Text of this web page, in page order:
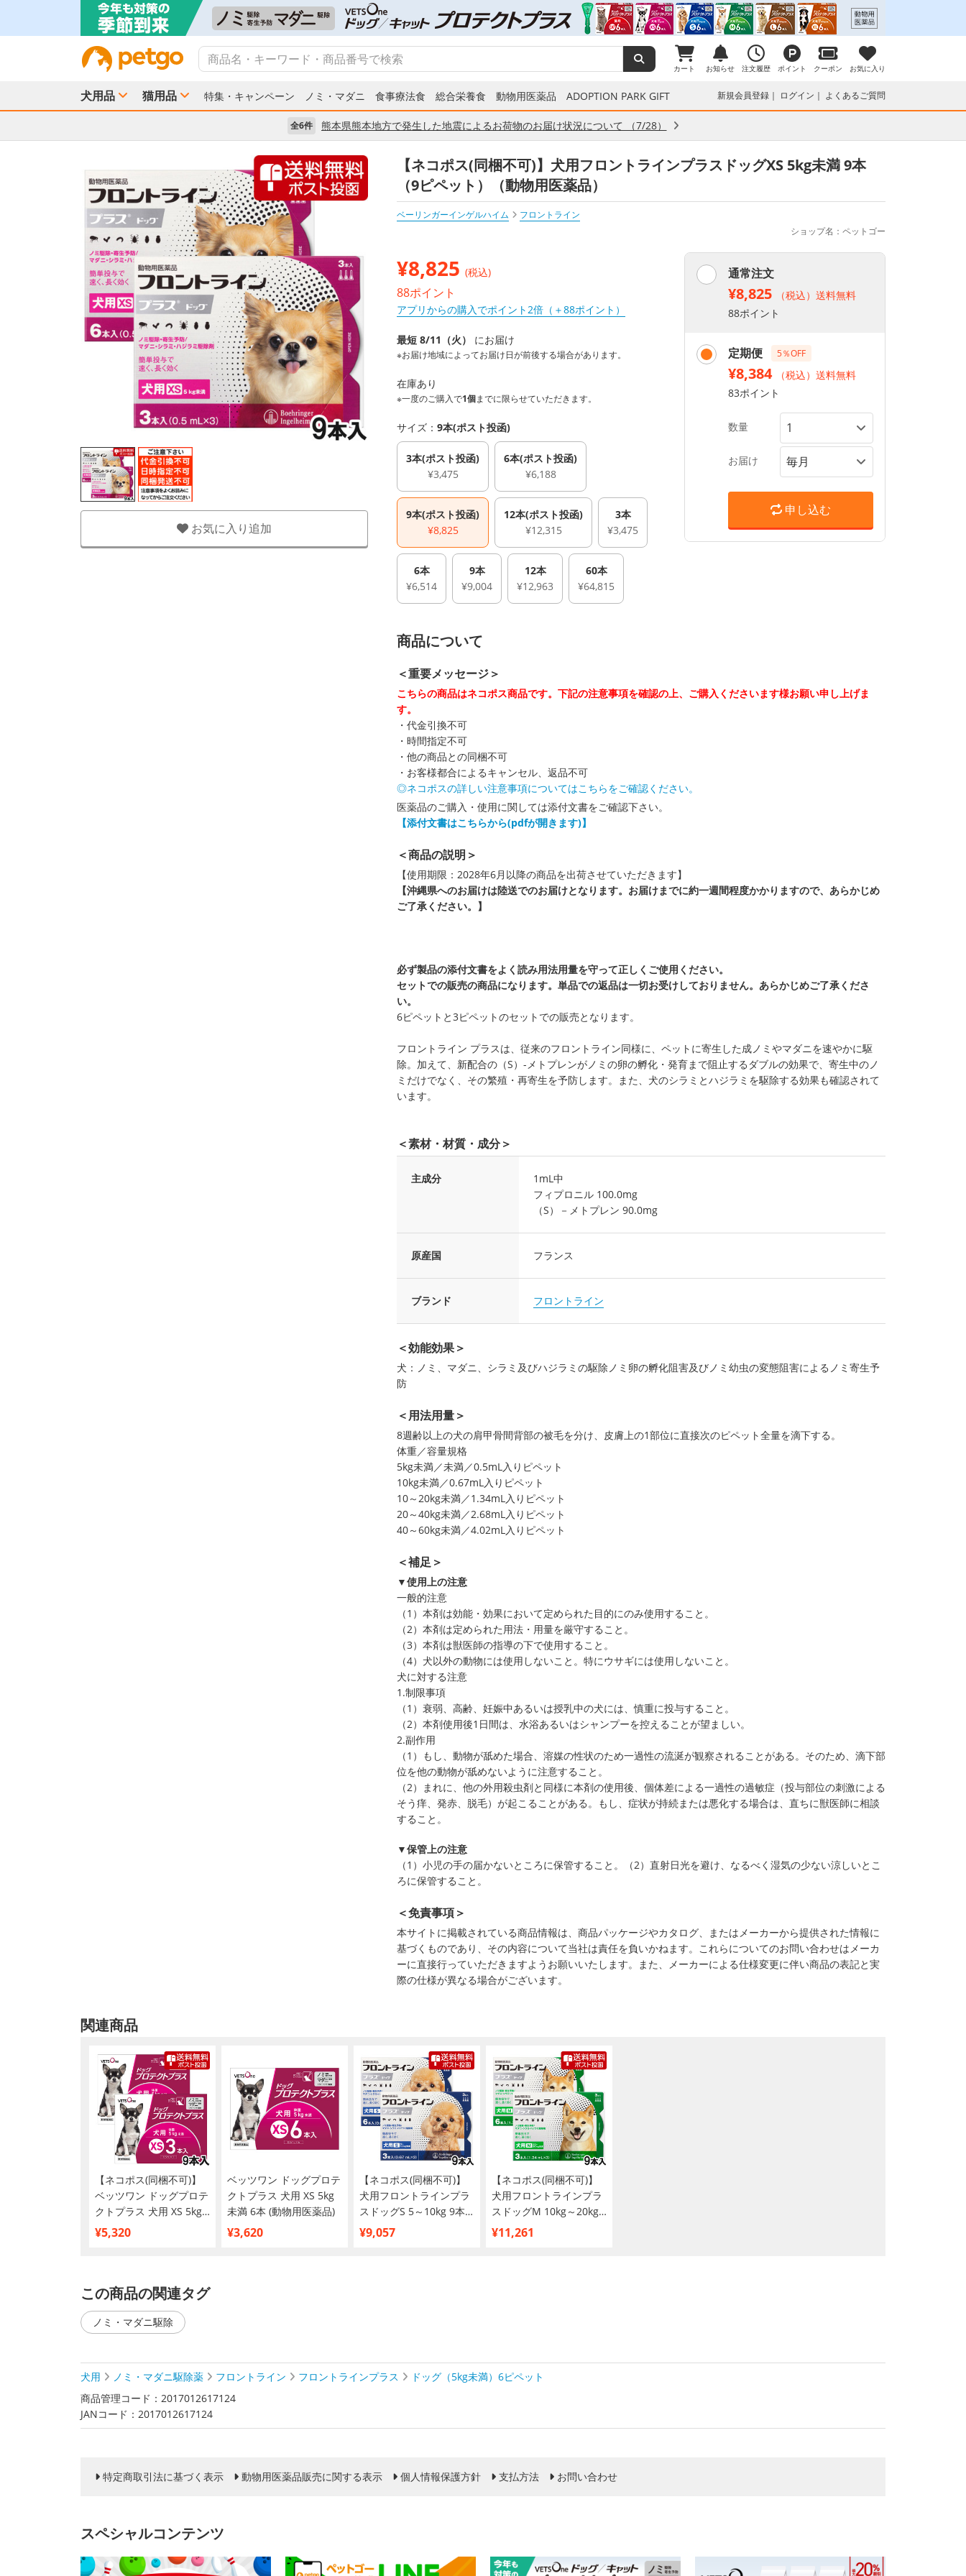
カート お知らせ 注文履歴 ポイント クーポン お気に入り
犬用品 猫用品 特集・キャンペーン ノミ・マダニ 食事療法食 総合栄養食 動物用医薬品 ADOPTION PARK GIFT 新規会員登録 ログイン よくあるご質問
全6件 熊本県熊本地方で発生した地震によるお荷物のお届け状況について （7/28）
お気に入り追加
【ネコポス(同梱不可)】犬用フロントラインプラスドッグXS 5kg未満 9本
（9ピペット）（動物用医薬品）
ベーリンガーインゲルハイム
フロントライン
ショップ名：ペットゴー
¥8,825 (税込)
88ポイント
アプリからの購入でポイント2倍（＋88ポイント）
最短 8/11（火） にお届け
※お届け地域によってお届け日が前後する場合があります。
在庫あり
※一度のご購入で1個までに限らせていただきます。
サイズ： 9本(ポスト投函)
3本(ポスト投函)
¥3,475
6本(ポスト投函)
¥6,188
9本(ポスト投函)
¥8,825
12本(ポスト投函)
¥12,315
3本
¥3,475
6本
¥6,514
9本
¥9,004
12本
¥12,963
60本
¥64,815
通常注文
¥8,825
（税込）送料無料
88ポイント
定期便 5％OFF
¥8,384
（税込）送料無料
83ポイント
数量
お届け
申し込む
商品について
＜重要メッセージ＞
こちらの商品はネコポス商品です。下記の注意事項を確認の上、ご購入くださいます様お願い申し上げま
す。
・代金引換不可
・時間指定不可
・他の商品との同梱不可
・お客様都合によるキャンセル、返品不可
◎ネコポスの詳しい注意事項についてはこちらをご確認ください。
医薬品のご購入・使用に関しては添付文書をご確認下さい。
【添付文書はこちらから(pdfが開きます)】
＜商品の説明＞
【使用期限：2028年6月以降の商品を出荷させていただきます】
【沖縄県へのお届けは陸送でのお届けとなります。お届けまでに約一週間程度かかりますので、あらかじめ
ご了承ください。】
必ず製品の添付文書をよく読み用法用量を守って正しくご使用ください。
セットでの販売の商品になります。単品での返品は一切お受けしておりません。あらかじめご了承くださ
い。
6ピペットと3ピペットのセットでの販売となります。
フロントライン プラスは、従来のフロントライン同様に、ペットに寄生した成ノミやマダニを速やかに駆
除。加えて、新配合の（S）-メトプレンがノミの卵の孵化・発育まで阻止するダブルの効果で、寄生中のノ
ミだけでなく、その繁殖・再寄生を予防します。また、犬のシラミとハジラミを駆除する効果も確認されて
います。
＜素材・材質・成分＞
主成分
1mL中
フィプロニル 100.0mg
（S）－メトプレン 90.0mg
原産国 フランス
ブランド フロントライン
＜効能効果＞
犬：ノミ、マダニ、シラミ及びハジラミの駆除ノミ卵の孵化阻害及びノミ幼虫の変態阻害によるノミ寄生予
防
＜用法用量＞
8週齢以上の犬の肩甲骨間背部の被毛を分け、皮膚上の1部位に直接次のピペット全量を滴下する。
体重／容量規格
5kg未満／未満／0.5mL入りピペット
10kg未満／0.67mL入りピペット
10～20kg未満／1.34mL入りピペット
20～40kg未満／2.68mL入りピペット
40～60kg未満／4.02mL入りピペット
＜補足＞
▼使用上の注意
一般的注意
（1）本剤は効能・効果において定められた目的にのみ使用すること。
（2）本剤は定められた用法・用量を厳守すること。
（3）本剤は獣医師の指導の下で使用すること。
（4）犬以外の動物には使用しないこと。特にウサギには使用しないこと。
犬に対する注意
1.制限事項
（1）衰弱、高齢、妊娠中あるいは授乳中の犬には、慎重に投与すること。
（2）本剤使用後1日間は、水浴あるいはシャンプーを控えることが望ましい。
2.副作用
（1）もし、動物が舐めた場合、溶媒の性状のため一過性の流涎が観察されることがある。そのため、滴下部
位を他の動物が舐めないように注意すること。
（2）まれに、他の外用殺虫剤と同様に本剤の使用後、個体差による一過性の過敏症（投与部位の刺激による
そう痒、発赤、脱毛）が起こることがある。もし、症状が持続または悪化する場合は、直ちに獣医師に相談
すること。
▼保管上の注意
（1）小児の手の届かないところに保管すること。（2）直射日光を避け、なるべく湿気の少ない涼しいとこ
ろに保管すること。
＜免責事項＞
本サイトに掲載されている商品情報は、商品パッケージやカタログ、またはメーカーから提供された情報に
基づくものであり、その内容について当社は責任を負いかねます。これらについてのお問い合わせはメーカ
ーに直接行っていただきますようお願いいたします。また、メーカーによる仕様変更に伴い商品の表記と実
際の仕様が異なる場合がございます。
関連商品
【ネコポス(同梱不可)】
ベッツワン ドッグプロテ
クトプラス 犬用 XS 5kg
未満 9本 (動物用医薬品)
¥5,320
ベッツワン ドッグプロテ
クトプラス 犬用 XS 5kg
未満 6本 (動物用医薬品)
¥3,620
【ネコポス(同梱不可)】
犬用フロントラインプラ
スドッグS 5～10kg 9本
（9ピペット）（動物用
医薬品）
¥9,057
【ネコポス(同梱不可)】
犬用フロントラインプラ
スドッグM 10kg～20kg
9本（9ピペット）（動物
用医薬品）
¥11,261
この商品の関連タグ
ノミ・マダニ駆除
犬用 ノミ・マダニ駆除薬 フロントライン フロントラインプラス
ドッグ（5kg未満）6ピペット
商品管理コード：2017012617124
JANコード：2017012617124
特定商取引法に基づく表示 動物用医薬品販売に関する表示 個人情報保護方針 支払方法 お問い合わせ
スペシャルコンテンツ